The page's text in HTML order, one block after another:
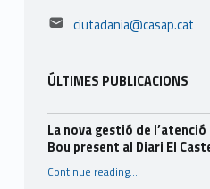
Email address:
ciutadania@casap.cat
ÚLTIMES PUBLICACIONS
La nova gestió de l’atenció
Bou present al Diari El
Continue reading“La nova gestió de l’atenció a l’infant del CAP Can Bou present al Diari El Castell.”
…